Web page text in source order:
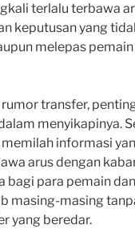
terlalu terbawa
keputusan yang
melepas
transfer,
menyikapinya.
informasi
arus dengan
bagi para pemain
masing-masing
yang beredar.